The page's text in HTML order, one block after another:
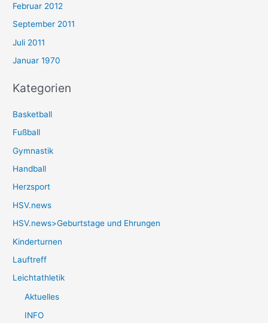
Februar 2012
September 2011
Juli 2011
Januar 1970
Kategorien
Basketball
Fußball
Gymnastik
Handball
Herzsport
HSV.news
HSV.news>Geburtstage und Ehrungen
Kinderturnen
Lauftreff
Leichtathletik
Aktuelles
INFO